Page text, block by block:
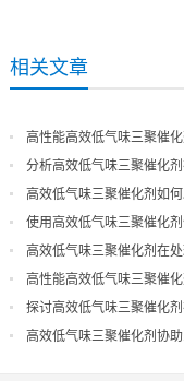
相关文章
高性能高效低气味三聚催
分析高效低气味三聚催化
现
高效低气味三聚催化剂如
量
使用高效低气味三聚催化
高效低气味三聚催化剂在
导
高性能高效低气味三聚催
探讨高效低气味三聚催化
果
高效低气味三聚催化剂协